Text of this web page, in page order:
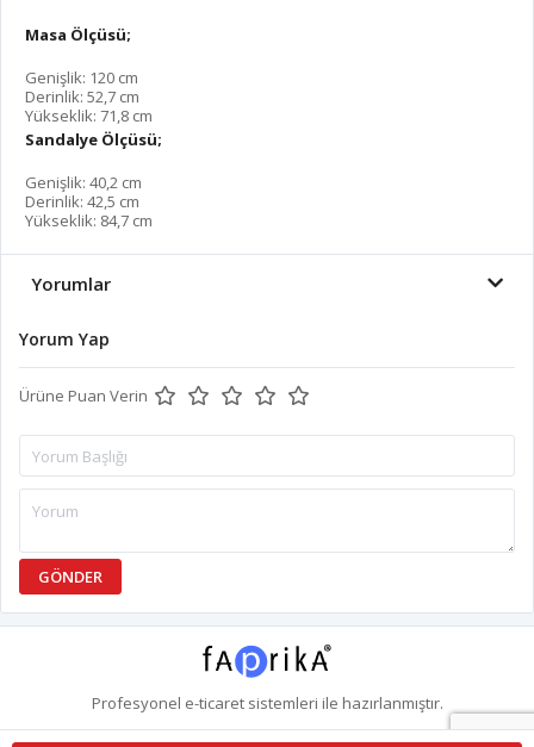
Masa Ölçüsü;
Genişlik: 120 cm
Derinlik: 52,7 cm
Yükseklik: 71,8 cm
Sandalye Ölçüsü;
Genişlik: 40,2 cm
Derinlik: 42,5 cm
Yükseklik: 84,7 cm
Yorumlar
Yorum Yap
Ürüne Puan Verin
GÖNDER
Profesyonel e-ticaretsistemleri ile hazırlanmıştır.